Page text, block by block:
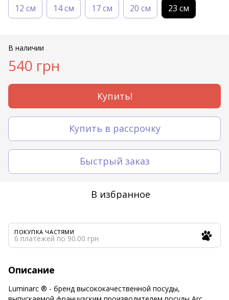
12 см 14 см 17 см 20 см 23 см
В наличии
540 грн
Купить!
Купить в рассрочку
Быстрый заказ
В избранное
ПОКУПКА ЧАСТЯМИ
6 платежей по 90.00 грн
Описание
Luminarc ® - бренд высококачественной посуды,